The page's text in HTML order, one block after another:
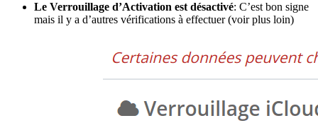
Le Verrouillage d’Activation est désactivé: C’est bon signe
mais il y a d’autres vérifications à effectuer (voir plus loin)